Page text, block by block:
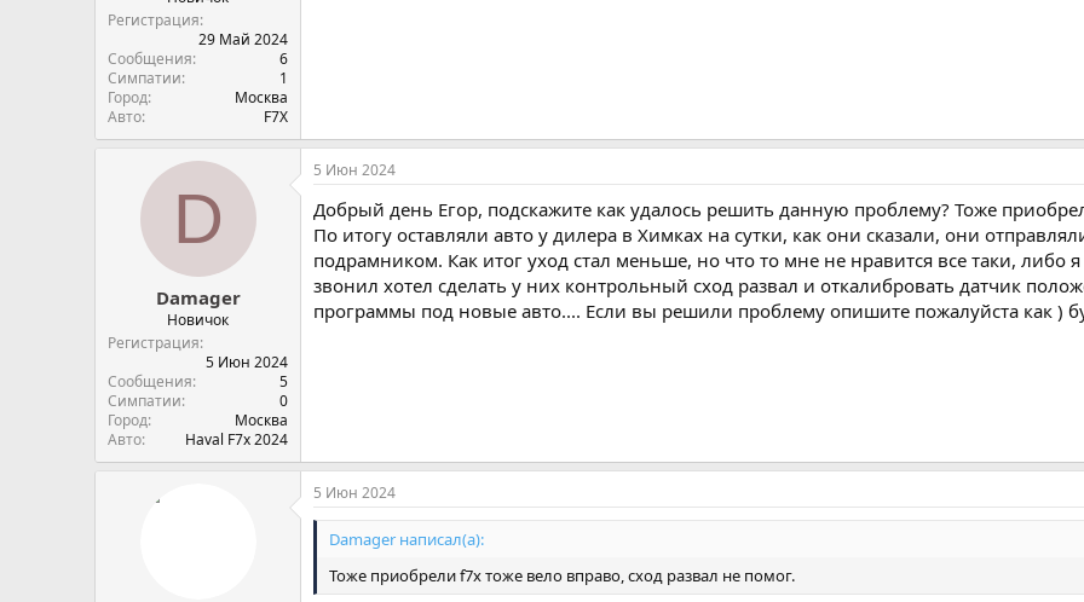
Регистрация
29 Май 2024
Сообщения
6
Симпатии
1
Город
Москва
Авто
F7X
D
Damager
Новичок
Регистрация
5 Июн 2024
Сообщения
5
Симпатии
0
Город
Москва
Авто
Haval F7х 2024
5 Июн 2024
Добрый день Егор, подскажите как удалось решить данную проблему? Тоже
По итогу оставляли авто у дилера в Химках на сутки, как они сказали, они
подрамником. Как итог уход стал меньше, но что то мне не нравится все таки,
звонил хотел сделать у них контрольный сход развал и откалибровать датчик
программы под новые авто.... Если вы решили проблему опишите пожалуйста как )
5 Июн 2024
Damager написал(а):
Тоже приобрели f7x тоже вело вправо, сход развал не помог.